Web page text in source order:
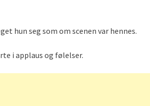
hun seg som om scenen var hennes.
i applaus og følelser.